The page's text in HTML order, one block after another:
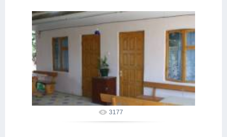
06.04.2015
Окнами на юг, с отдельными входами. Вход со двора под
навесом. Размещение 3-х местное (2 + доп. место)
alakhadze
3177